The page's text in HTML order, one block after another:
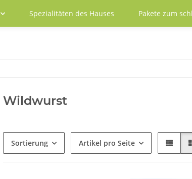
Spezialitäten des Hauses Pakete zum
Wildwurst
Sortierung Artikel pro Seite